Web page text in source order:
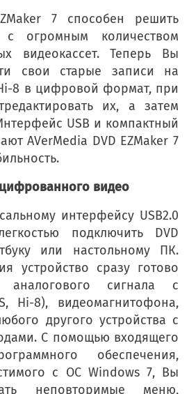
7 способен решить
огромным количеством
видеокассет. Теперь Вы
свои старые записи на
Hi-8 в цифровой формат, при
их, а затем
USB и компактный
AVerMedia DVD EZMaker 7
видео
интерфейсу USB2.0
подключить DVD
или настольному ПК.
устройство сразу готово
сигнала с
Hi-8), видеомагнитофона,
другого устройства с
С помощью входящего
обеспечения,
с ОС Windows 7, Вы
неповторимые меню,